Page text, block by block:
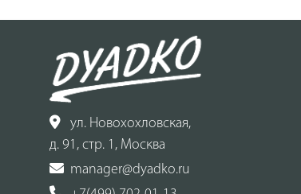
ул. Новохохловская,
д. 91, стр. 1, Москва
manager@dyadko.ru